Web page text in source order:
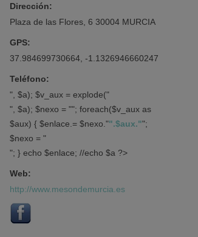
Dirección:
Plaza de las Flores, 6 30004 MURCIA
GPS:
37.984699730664, -1.1326946660247
Teléfono:
", $a); $v_aux = explode("
", $a); $nexo = ""; foreach($v_aux as
$aux) { $enlace.= $nexo."".$aux."";
$nexo = "
"; } echo $enlace; //echo $a ?>
Web:
http://www.mesondemurcia.es